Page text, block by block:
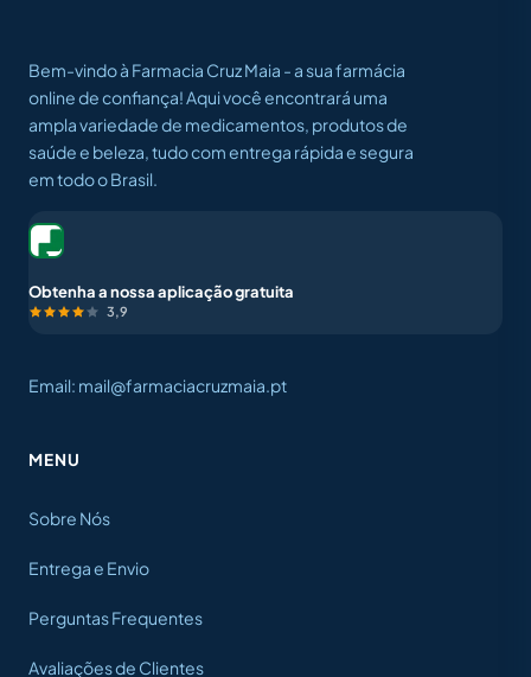
Bem-vindo à Farmacia Cruz Maia - a sua farmácia
online de confiança! Aqui você encontrará uma
ampla variedade de medicamentos, produtos de
saúde e beleza, tudo com entrega rápida e segura
em todo o Brasil.
Obtenha a nossa aplicação gratuita
3,9
Email: mail@farmaciacruzmaia.pt
MENU
Sobre Nós
Entrega e Envio
Perguntas Frequentes
Avaliações de Clientes